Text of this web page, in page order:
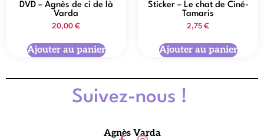
DVD – Agnès de ci de là
Varda
20,00 €
Ajouter au panier
Sticker – Le chat de Ciné-
Tamaris
2,75 €
Ajouter au panier
Suivez-nous !
Agnès Varda